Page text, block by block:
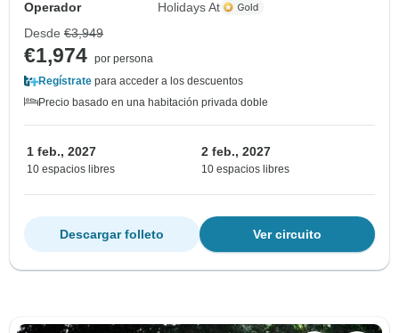
Operador
Holidays At
Desde €3,949
€1,974 por persona
Regístrate para acceder a los descuentos
Precio basado en una habitación privada doble
1 feb., 2027
10 espacios libres
2 feb., 2027
10 espacios libres
Ver circuito
Descargar folleto